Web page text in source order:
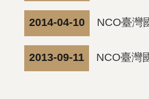
2014-04-10 NCO臺灣
2013-09-11 NCO臺灣